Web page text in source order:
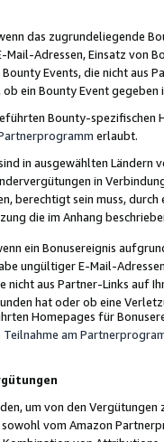
das zugrundeliegende
Adressen, Einsatz von
Events, die nicht
ein Bounty Event
Bounty-spezifischen
erlaubt.
in ausgewählten Ländern
in
berechtigt sein muss,
die im Anhang
ein Bonusereignis
ungültiger E-Mail-
nicht aus Partner-Links auf
hat oder ob eine
Homepages für
am
um von den
vom Amazon